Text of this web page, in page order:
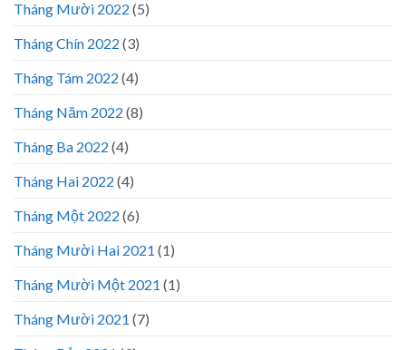
Tháng Mười 2022 (5)
Tháng Chín 2022 (3)
Tháng Tám 2022 (4)
Tháng Năm 2022 (8)
Tháng Ba 2022 (4)
Tháng Hai 2022 (4)
Tháng Một 2022 (6)
Tháng Mười Hai 2021 (1)
Tháng Mười Một 2021 (1)
Tháng Mười 2021 (7)